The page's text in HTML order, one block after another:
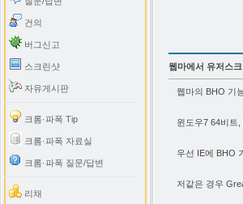
건의
버그신고
스크린샷
자유게시판
크롬·파폭 Tip
크롬·파폭 자료실
크롬·파폭 질문/답변
리채
웹마에서 유저스
웹마의 BHO 기
윈도우7 64비트,
우선 IE에 BHO
저같은 경우